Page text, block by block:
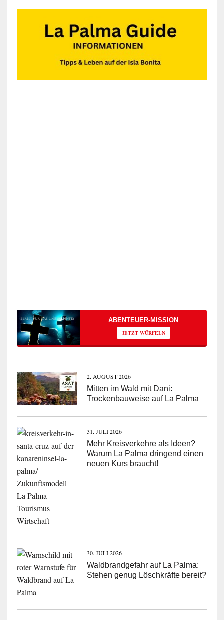
ABENTEUER-MISSION
JETZT WÜRFELN
2. AUGUST 2026
Mitten im Wald mit Dani:
Trockenbauweise auf La Palma
31. JULI 2026
Mehr Kreisverkehre als Ideen?
Warum La Palma dringend einen
neuen Kurs braucht!
30. JULI 2026
Waldbrandgefahr auf La Palma:
Stehen genug Löschkräfte bereit?